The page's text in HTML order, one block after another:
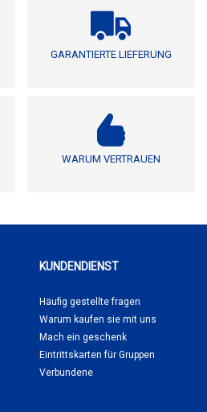
GARANTIERTE LIEFERUNG
WARUM VERTRAUEN
KUNDENDIENST
Häufig gestellte fragen
Warum kaufen sie mit uns
Mach ein geschenk
Eintrittskarten für Gruppen
Verbundene